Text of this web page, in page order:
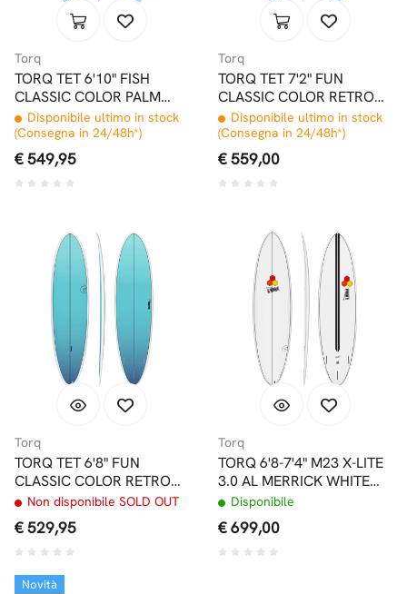
Torq
TORQ TET 6'10" FISH
CLASSIC COLOR PALM
BLUE
Disponibile ultimo in stock
(Consegna in 24/48h*)
€ 549,95
Torq
TORQ TET 7'2" FUN
CLASSIC COLOR RETRO
FADE BLU
Disponibile ultimo in stock
(Consegna in 24/48h*)
€ 559,00
Torq
TORQ TET 6'8" FUN
CLASSIC COLOR RETRO
FADE BLU
Non disponibile SOLD OUT
€ 529,95
Torq
TORQ 6'8-7'4" M23 X-LITE
3.0 AL MERRICK WHITE
PINLINE FUTURES
Disponibile
€ 699,00
Novità